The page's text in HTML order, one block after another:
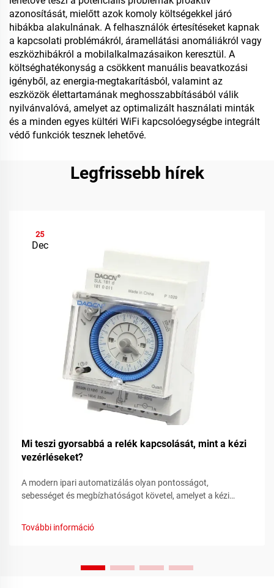
azonosítását, mielőtt azok komoly költségekkel járó
hibákba alakulnának. A felhasználók értesítéseket kapnak
a kapcsolati problémákról, áramellátási anomáliákról vagy
eszközhibákról a mobilalkalmazásaikon keresztül. A
költséghatékonyság a csökkent manuális beavatkozási
igényből, az energia-megtakarításból, valamint az
eszközök élettartamának meghosszabbításából válik
nyilvánvalóvá, amelyet az optimalizált használati minták
és a minden egyes kültéri WiFi kapcsolóegységbe integrált
védő funkciók tesznek lehetővé.
Legfrissebb hírek
25
Dec
Mi teszi gyorsabbá a relék kapcsolását, mint a kézi
vezérléseket?
A modern ipari automatizálás olyan pontosságot,
sebességet és megbízhatóságot követel, amelyet a kézi
További információ